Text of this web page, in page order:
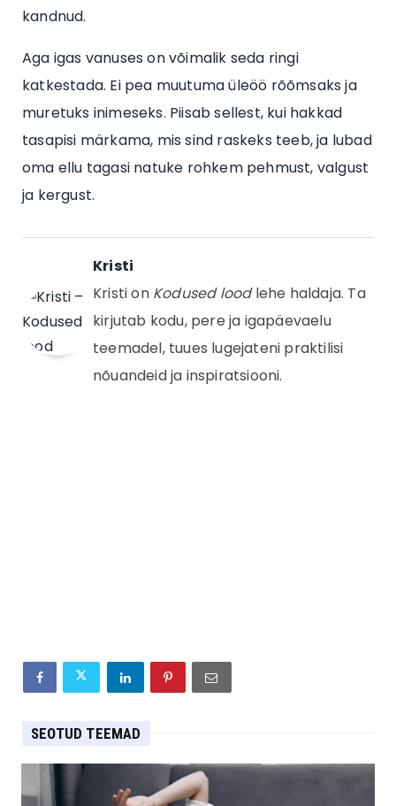
kandnud.
Aga igas vanuses on võimalik seda ringi
katkestada. Ei pea muutuma üleöö rõõmsaks ja
muretuks inimeseks. Piisab sellest, kui hakkad
tasapisi märkama, mis sind raskeks teeb, ja lubad
oma ellu tagasi natuke rohkem pehmust, valgust
ja kergust.
Kristi
Kristi on Kodused loodlehe haldaja. Ta
kirjutab kodu, pere ja igapäevaelu
teemadel, tuues lugejateni praktilisi
nõuandeid ja inspiratsiooni.
SEOTUD TEEMAD